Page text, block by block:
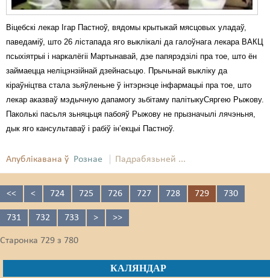
Віцебскі лекар Ігар Пастноў, вядомы крытыкай мясцовых уладаў,
паведаміў, што 26 лістапада яго выклікалі да галоўнага лекара ВАКЦ
псыхіятрыі і наркалёгіі Мартынавай, дзе папярэдзілі пра тое, што ён
займаецца неліцэнзійнай дзейнасьцю. Прычынай выкліку да
кіраўніцтва стала зьяўленьне ў інтэрнэце інфармацыі пра тое, што
лекар аказваў мэдычную дапамогу зьбітаму палітыкуСяргею Рыжову.
Паколькі пасьля зьняцьця пабояў Рыжову не прызначылі лячэньня,
дык яго кансультаваў і рабіў ін’екцыі Пастноў.
Апублікавана ў Рознае Падрабязьней ...
<< < 724 725 726 727 728 729 730
731 732 733 > >>
Старонка 729 з 780
КАЛЯНДАР